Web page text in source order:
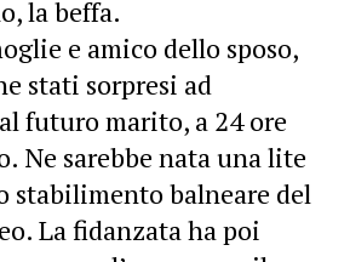
la beffa.
e amico dello sposo,
stati sorpresi ad
futuro marito, a 24 ore
Ne sarebbe nata una lite
stabilimento balneare del
La fidanzata ha poi